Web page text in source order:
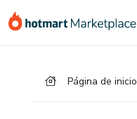
Página de inicio